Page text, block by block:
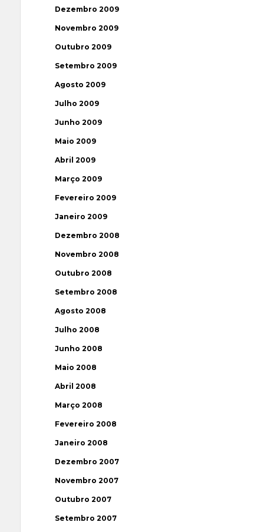
Dezembro 2009
Novembro 2009
Outubro 2009
Setembro 2009
Agosto 2009
Julho 2009
Junho 2009
Maio 2009
Abril 2009
Março 2009
Fevereiro 2009
Janeiro 2009
Dezembro 2008
Novembro 2008
Outubro 2008
Setembro 2008
Agosto 2008
Julho 2008
Junho 2008
Maio 2008
Abril 2008
Março 2008
Fevereiro 2008
Janeiro 2008
Dezembro 2007
Novembro 2007
Outubro 2007
Setembro 2007